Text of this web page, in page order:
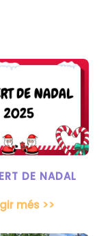
DE NADAL
més >>